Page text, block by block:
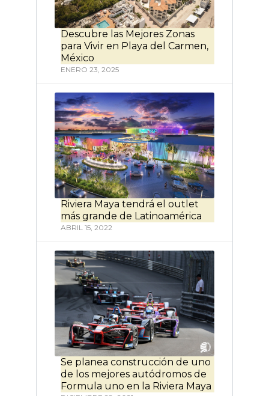
Descubre las Mejores Zonas
para Vivir en Playa del Carmen,
México
ENERO 23, 2025
Riviera Maya tendrá el outlet
más grande de Latinoamérica
ABRIL 15, 2022
Se planea construcción de uno
de los mejores autódromos de
Formula uno en la Riviera Maya